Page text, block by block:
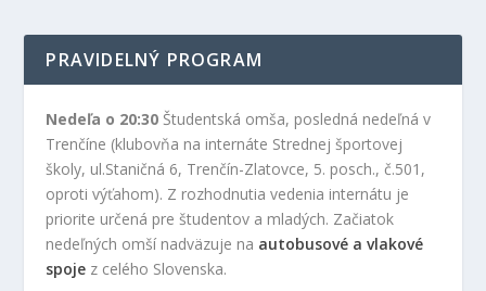
PRAVIDELNÝ PROGRAM
Nedeľa o 20:30 Študentská omša, posledná nedeľná v
Trenčíne (klubovňa na internáte Strednej športovej
školy, ul.Staničná 6, Trenčín-Zlatovce, 5. posch., č.501,
oproti výťahom). Z rozhodnutia vedenia internátu je
priorite určená pre študentov a mladých. Začiatok
nedeľných omší nadväzuje na autobusové a vlakové
spoje z celého Slovenska.